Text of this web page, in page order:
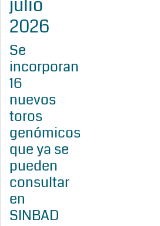
julio
2026
Se
incorporan
16
nuevos
toros
genómicos
que ya se
pueden
consultar
en
SINBAD